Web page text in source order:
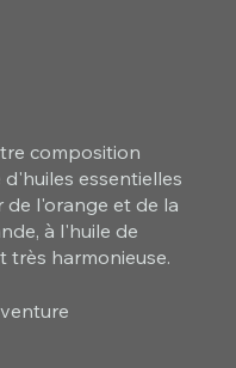
composition
essentielles
de l'orange et de la
à l'huile de
très harmonieuse.